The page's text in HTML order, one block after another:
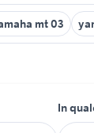
mt 03
In